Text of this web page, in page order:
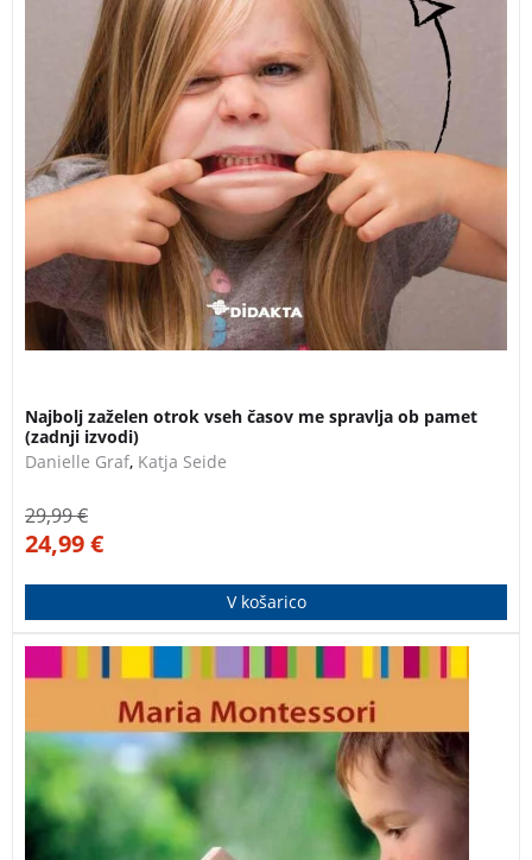
Najbolj zaželen otrok vseh časov me spravlja ob pamet
(zadnji izvodi)
Danielle Graf, Katja Seide
29,99€
24,99€
V košarico
Vzgojni priročnik vsebuje enajst doslej še
neobjavljenih člankov priznane pedagoginje Marie
Montessori, ki so napisani prav za starše.